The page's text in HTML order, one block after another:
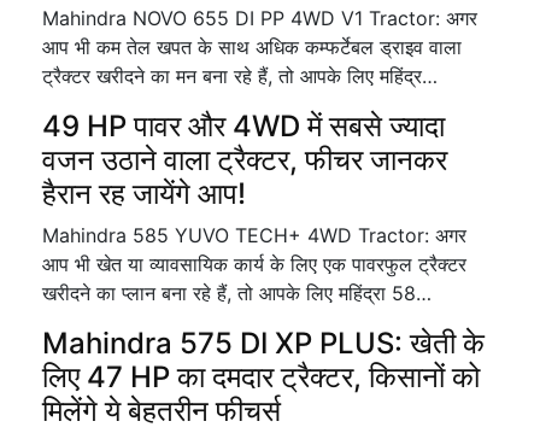
Mahindra NOVO 655 DI PP 4WD V1 Tractor: अगर
आप भी कम तेल खपत के साथ अधिक कम्फर्टेबल ड्राइव वाला
ट्रैक्टर खरीदने का मन बना रहे हैं, तो आपके लिए महिंद्र…
49 HP पावर और 4WD में सबसे ज्यादा
वजन उठाने वाला ट्रैक्टर, फीचर जानकर
हैरान रह जायेंगे आप!
Mahindra 585 YUVO TECH+ 4WD Tractor: अगर
आप भी खेत या व्यावसायिक कार्य के लिए एक पावरफुल ट्रैक्टर
खरीदने का प्लान बना रहे हैं, तो आपके लिए महिंद्रा 58…
Mahindra 575 DI XP PLUS: खेती के
लिए 47 HP का दमदार ट्रैक्टर, किसानों को
मिलेंगे ये बेहतरीन फीचर्स